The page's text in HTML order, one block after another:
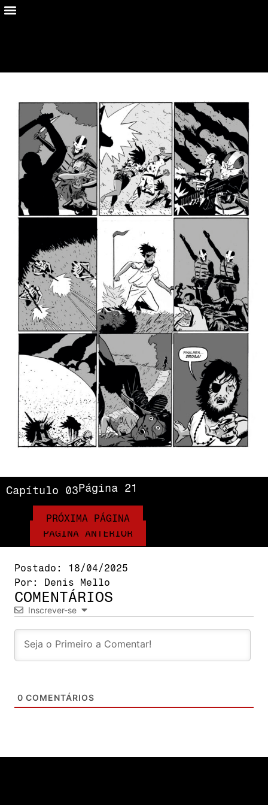
Capítulo 03Página 21
PÁGINA ANTERIOR
PRÓXIMA PÁGINA
Postado:
18/04/2025
Por:
Denis Mello
COMENTÁRIOS
Inscrever-se
0 COMENTÁRIOS